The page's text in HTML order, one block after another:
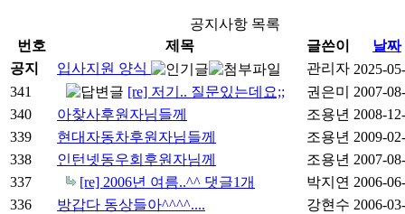
공지사항 목록
번호
제목 글쓴이
날짜
공지
입사지원 양식 관리자 2025-
341
[re] 저기.. 질문있는데요;; 권은미
2007-
340
아찾사후원자님들께 조용년 2008-
339
현대자동차후원자님들께 조용년 2009-
338
인턴넷동우회후원자님께 조용년 2007-
337
[re] 2006년 여름..^^ 댓글1개 박지연 2006-
336
방갑다 동상들아^^^^.... 강현수 2006-